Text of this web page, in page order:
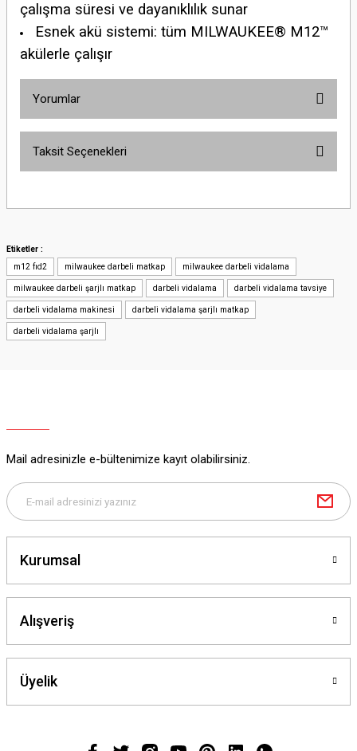
çalışma süresi ve dayanıklılık sunar
Esnek akü sistemi: tüm MILWAUKEE® M12™
akülerle çalışır
Yorumlar
Yorum Yaz
Taksit Seçenekleri
Etiketler :
m12 fıd2
milwaukee darbeli matkap milwaukee darbeli vidalama
milwaukee darbeli şarjlı matkap darbeli vidalama darbeli vidalama tavsiye
darbeli vidalama makinesi darbeli vidalama şarjlı matkap
darbeli vidalama şarjlı
Mail adresinizle e-bültenimize kayıt olabilirsiniz.
Kurumsal
Alışveriş
Üyelik